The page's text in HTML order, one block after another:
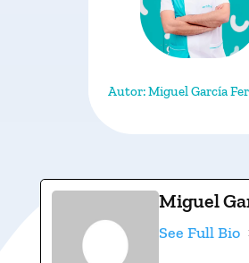
Autor: Miguel García
Miguel
See Full Bio